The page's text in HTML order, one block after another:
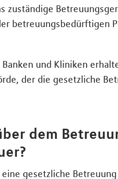
zuständige
betreuungsbedürftigen
und Kliniken
der die gesetzliche
dem
gesetzliche